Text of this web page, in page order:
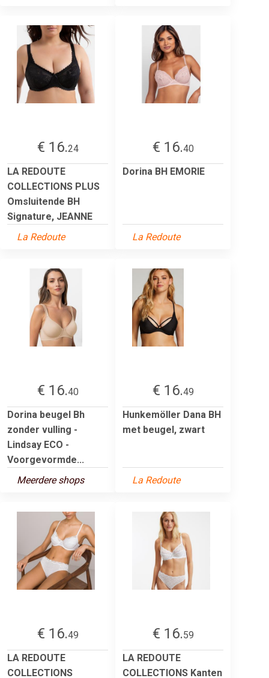
€ 16.24
LA REDOUTE
COLLECTIONS PLUS
Omsluitende BH
Signature, JEANNE
La Redoute
€ 16.40
Dorina BH EMORIE
La Redoute
€ 16.40
Dorina beugel Bh
zonder vulling -
Lindsay ECO -
Voorgevormde...
Meerdere shops
€ 16.49
Hunkemöller Dana BH
met beugel, zwart
La Redoute
€ 16.49
LA REDOUTE
COLLECTIONS
€ 16.59
LA REDOUTE
COLLECTIONS Kanten